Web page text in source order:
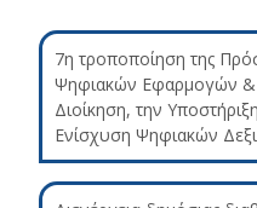
7η τροποποίηση της
Ψηφιακών Εφαρμογών &
Διοίκηση, την
Ενίσχυση Ψηφιακών